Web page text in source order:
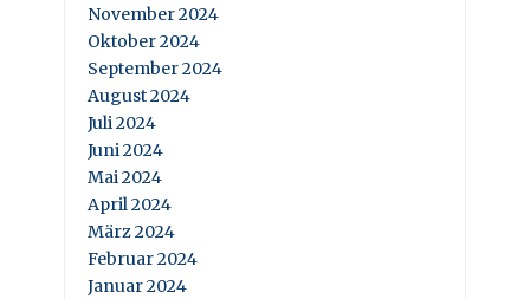
November 2024
Oktober 2024
September 2024
August 2024
Juli 2024
Juni 2024
Mai 2024
April 2024
März 2024
Februar 2024
Januar 2024